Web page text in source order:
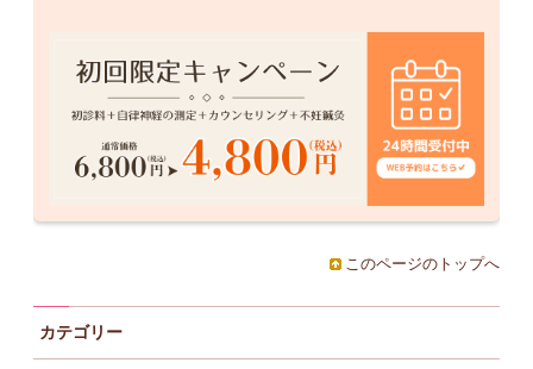
このページのトップへ
カテゴリー